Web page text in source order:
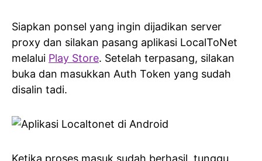
Siapkan ponsel yang ingin dijadikan server
proxy dan silakan pasang aplikasi LocalToNet
melalui Play Store. Setelah terpasang, silakan
buka dan masukkan Auth Token yang sudah
disalin tadi.
Ketika proses masuk sudah berhasil, tunggu